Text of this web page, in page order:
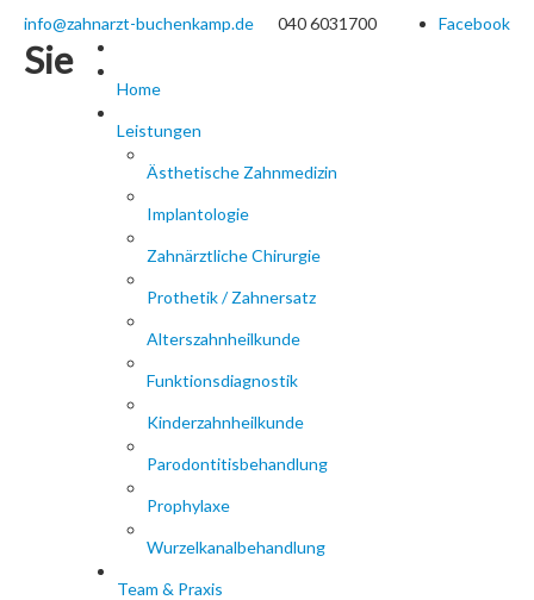
info@zahnarzt-buchenkamp.de 040 6031700 Facebook
Home
Leistungen
Ästhetische Zahnmedizin
Implantologie
Zahnärztliche Chirurgie
Prothetik / Zahnersatz
Alterszahnheilkunde
Funktionsdiagnostik
Kinderzahnheilkunde
Parodontitisbehandlung
Prophylaxe
Wurzelkanalbehandlung
Team & Praxis
Sie